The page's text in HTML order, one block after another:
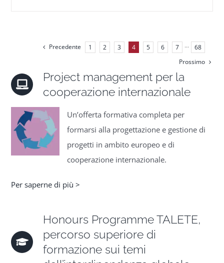
Precedente 1 2 3 4 5 6 7 ···
68
Prossimo
Project management per la
cooperazione internazionale
Un’offerta formativa completa per
formarsi alla progettazione e gestione di
progetti in ambito europeo e di
cooperazione internazionale.
Per saperne di più >
Honours Programme TALETE,
percorso superiore di
formazione sui temi